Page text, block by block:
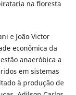
na floresta
e João Victor
econômica da
anaeróbica a
em sistemas
à produção de